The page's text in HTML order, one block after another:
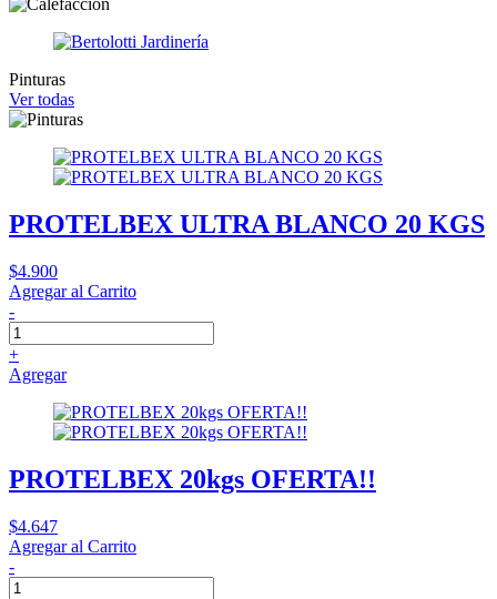
Pinturas
Ver todas
PROTELBEX ULTRA BLANCO 20 KGS
$4.900
Agregar al Carrito
-
+
Agregar
PROTELBEX 20kgs OFERTA!!
$4.647
Agregar al Carrito
-